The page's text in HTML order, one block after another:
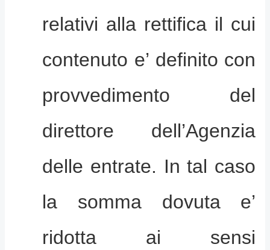
relativi alla rettifica il cui
contenuto e’ definito con
provvedimento del
direttore dell’Agenzia
delle entrate. In tal caso
la somma dovuta e’
ridotta ai sensi